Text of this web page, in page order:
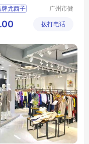
货库存
牌尤西子
原创
广州市健
限公司
拨打电话